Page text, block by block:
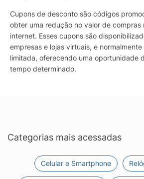
Cupons de desconto são códigos
obter uma redução no valor de compras
internet. Esses cupons são
empresas e lojas virtuais, e
limitada, oferecendo uma oportunidade
tempo determinado.
Categorias mais acessadas
Celular e Smartphone